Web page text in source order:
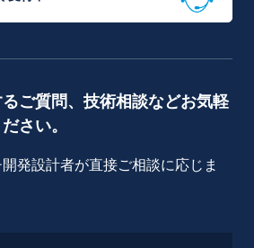
ご質問、技術相談などお気軽
さい。
発設計者が直接ご相談に応じま